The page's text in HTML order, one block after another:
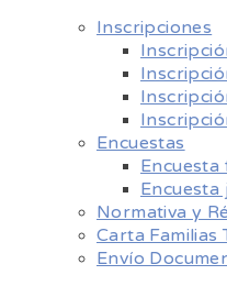
Inscripciones
Encuestas
Encuesta
Encuesta
Normativa y
Carta Familias
Envío